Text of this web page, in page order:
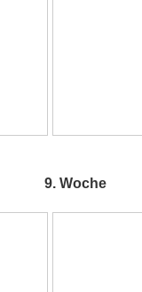
9. Woche